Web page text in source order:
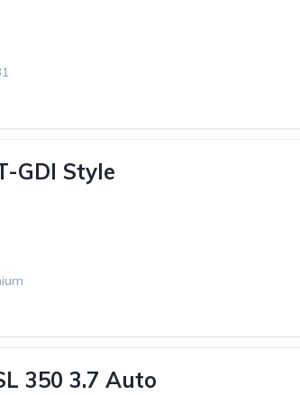
GDI Style
350 3.7 Auto